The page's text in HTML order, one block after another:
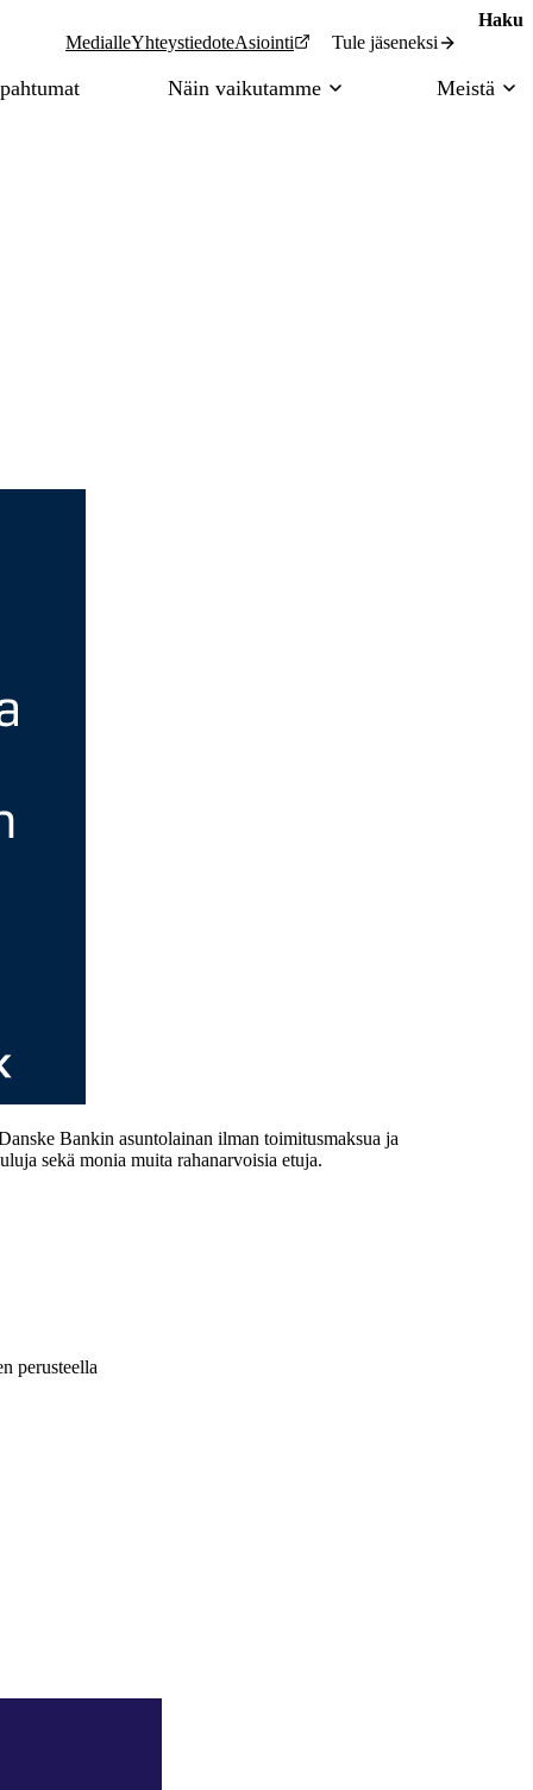
MedialleYhteystiedoteAsiointi Tule jäseneksi
Haku
Näin vaikutamme Meistä
Bankin asuntolainan ilman toimitusmaksua ja
sekä monia muita rahanarvoisia etuja.
perusteella